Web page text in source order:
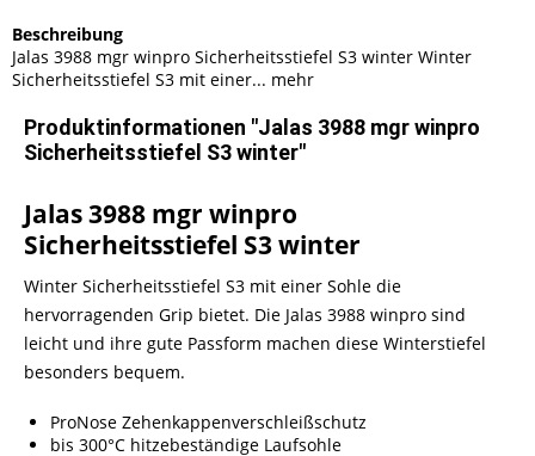
Beschreibung
Jalas 3988 mgr winpro Sicherheitsstiefel S3 winter Winter
Sicherheitsstiefel S3 mit einer... mehr
Produktinformationen "Jalas 3988 mgr winpro
Sicherheitsstiefel S3 winter"
Jalas 3988 mgr winpro
Sicherheitsstiefel S3 winter
Winter Sicherheitsstiefel S3 mit einer Sohle die
hervorragenden Grip bietet. Die Jalas 3988 winpro sind
leicht und ihre gute Passform machen diese Winterstiefel
besonders bequem.
ProNose Zehenkappenverschleißschutz
bis 300°C hitzebeständige Laufsohle